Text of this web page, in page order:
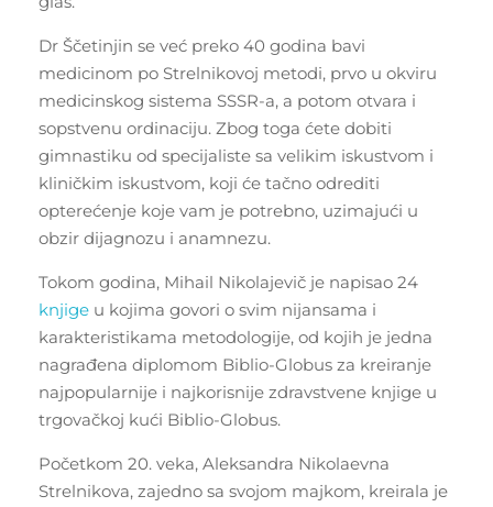
Dr Ščetinjin ​​se već preko 40 godina bavi
medicinom po Strelnikovoj metodi, prvo u okviru
medicinskog sistema SSSR-a, a potom otvara i
sopstvenu ordinaciju. Zbog toga ćete dobiti
gimnastiku od specijaliste sa velikim iskustvom i
kliničkim iskustvom, koji će tačno odrediti
opterećenje koje vam je potrebno, uzimajući u
obzir dijagnozu i anamnezu.
Tokom godina, Mihail Nikolajevič je napisao 24
knjige u kojima govori o svim nijansama i
karakteristikama metodologije, od kojih je jedna
nagrađena diplomom Biblio-Globus za kreiranje
najpopularnije i najkorisnije zdravstvene knjige u
trgovačkoj kući Biblio-Globus.
Početkom 20. veka, Aleksandra Nikolaevna
Strelnikova, zajedno sa svojom majkom, kreirala je